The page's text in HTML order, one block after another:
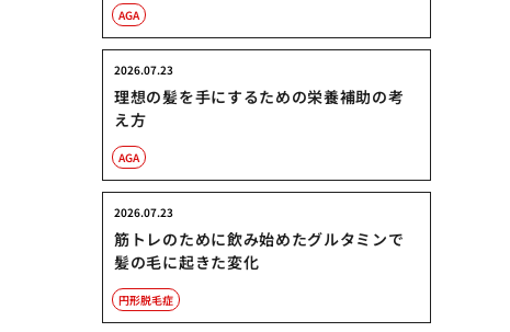
AGA
理想の髪を手にするための栄養補助の考
え方
2026.07.23
AGA
筋トレのために飲み始めたグルタミンで
髪の毛に起きた変化
2026.07.23
円形脱毛症